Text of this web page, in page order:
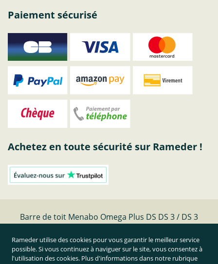
Paiement sécurisé
Achetez en toute sécurité sur Rameder !
Barre de toit Menabo Omega Plus DS DS 3 / DS 3
Résilier le contrat
Rameder utilise des cookies pour vous garantir le meilleur service
possible. Si vous continuez à naviguer sur le site, vous consentez à
l'utilisation des cookies. Plus d'informations dans notre rubrique